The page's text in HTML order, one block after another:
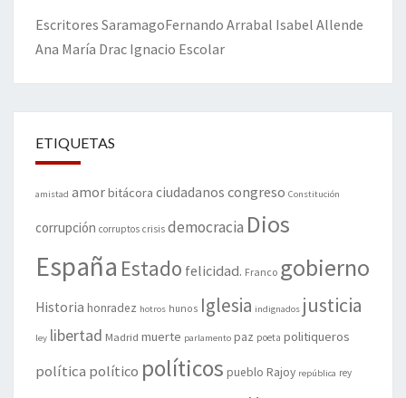
Escritores SaramagoFernando Arrabal Isabel Allende
Ana María Drac Ignacio Escolar
ETIQUETAS
amistad amorbitácora ciudadanos congreso Constitución
corrupción corruptos crisis democracia Dios
España Estado felicidad. Franco gobierno
Historia honradez hotros hunos Iglesia indignados justicia
ley libertad Madrid muerte parlamento paz poeta politiqueros
política político políticos pueblo Rajoy república rey